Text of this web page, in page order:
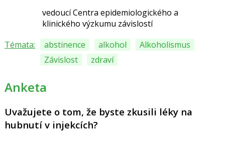
vedoucí Centra epidemiologického a
klinického výzkumu závislostí
Témata:
abstinence alkohol
Alkoholismus
Závislost
zdraví
Anketa
Uvažujete o tom, že byste zkusili léky na
hubnutí v injekcích?